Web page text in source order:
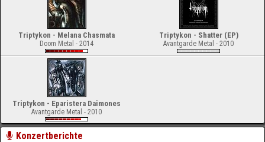
Triptykon - Melana Chasmata
Doom Metal - 2014
Triptykon - Shatter (EP)
Avantgarde Metal - 2010
Triptykon - Eparistera Daimones
Avantgarde Metal - 2010
Konzertberichte